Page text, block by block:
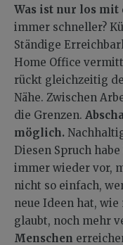
Was ist nur los mit
immer schneller?
Ständige
Home Office
rückt gleichzeitig
Nähe. Zwischen
die Grenzen.
möglich.
Diesen Spruch
immer wieder vor,
nicht so einfach,
neue Ideen hat, wie
glaubt, noch mehr
Menschen